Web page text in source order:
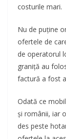
costurile mari.
Nu de puține
ofertele de
de operatorul
graniță au
factură a fost
Odată ce
și românii, iar
des peste